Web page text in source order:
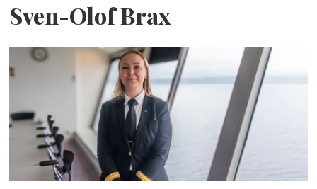
Sven-Olof Brax